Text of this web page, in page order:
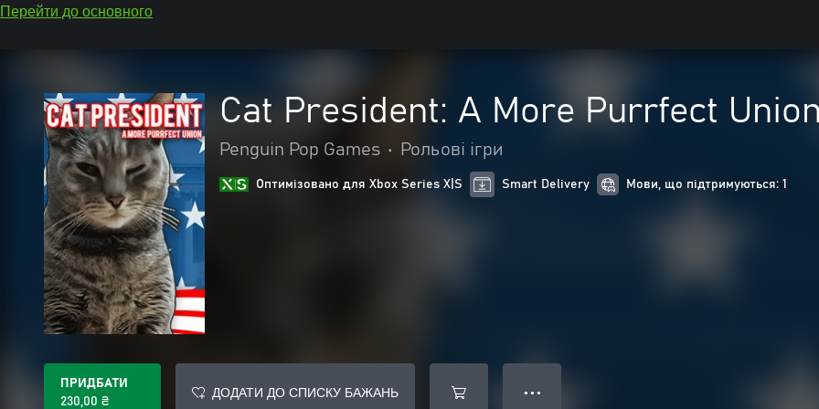
Перейти до основного
Cat President: A More Purrfect
Penguin Pop Games • Рольові ігри
Оптимізовано для Xbox Series X|S Smart Delivery Мови, що підтримуються: 1
ПРИДБАТИ
230,00 ₴
ДОДАТИ ДО СПИСКУ БАЖАНЬ ● ● ●